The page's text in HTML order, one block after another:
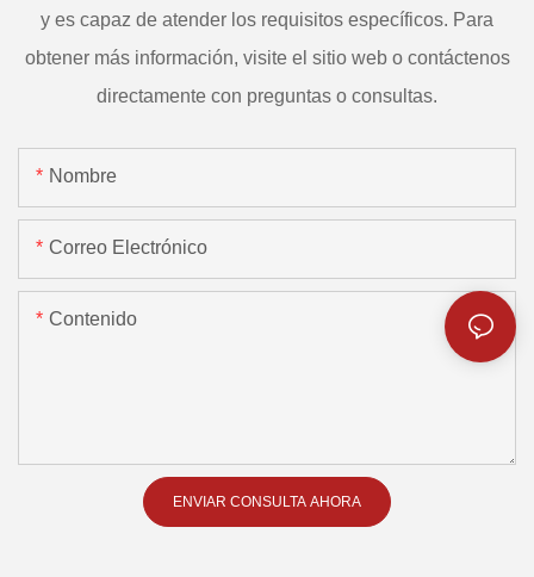
y es capaz de atender los requisitos específicos. Para
obtener más información, visite el sitio web o contáctenos
directamente con preguntas o consultas.
Nombre
Correo Electrónico
Contenido
ENVIAR CONSULTA AHORA